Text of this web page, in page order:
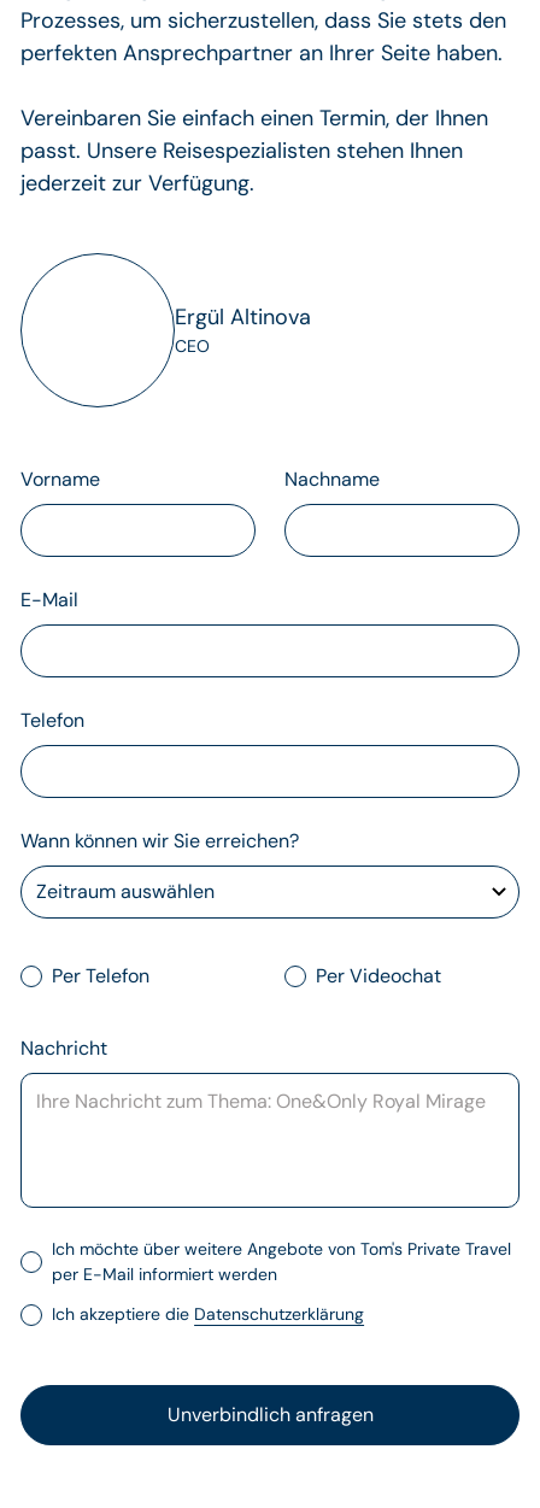
Prozesses, um sicherzustellen, dass Sie stets den
perfekten Ansprechpartner an Ihrer Seite haben.
Vereinbaren Sie einfach einen Termin, der Ihnen
passt. Unsere Reisespezialisten stehen Ihnen
jederzeit zur Verfügung.
Ergül Altinova
CEO
Vorname Nachname
E-Mail
Telefon
Wann können wir Sie erreichen?
Per Telefon Per Videochat
Nachricht
Ich möchte über weitere Angebote von Tom's Private Travel
per E-Mail informiert werden
Ich akzeptiere die Datenschutzerklärung